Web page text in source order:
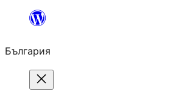
България